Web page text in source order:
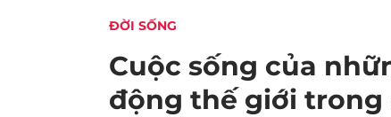
ĐỜI SỐNG
Cuộc sống của
động thế giới trong